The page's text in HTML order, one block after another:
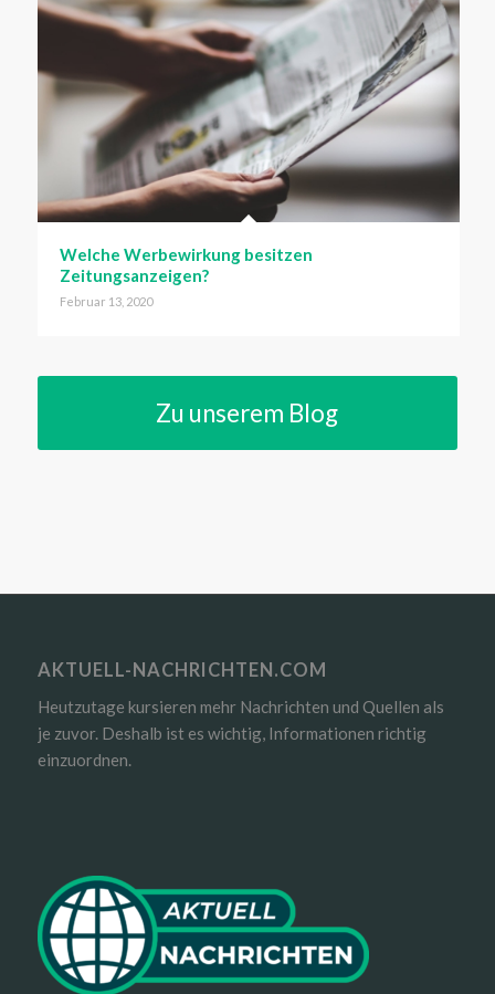
Welche Werbewirkung besitzen
Zeitungsanzeigen?
Februar 13, 2020
Zu unserem Blog
AKTUELL-NACHRICHTEN.COM
Heutzutage kursieren mehr Nachrichten und Quellen als
je zuvor. Deshalb ist es wichtig, Informationen richtig
einzuordnen.